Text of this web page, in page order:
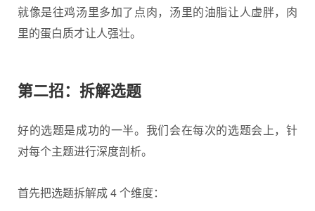
就像是往鸡汤里多加了点肉，汤里的油脂让人虚胖，肉
里的蛋白质才让人强壮。
第二招：拆解选题
好的选题是成功的一半。我们会在每次的选题会上，针
对每个主题进行深度剖析。
首先把选题拆解成 4 个维度：